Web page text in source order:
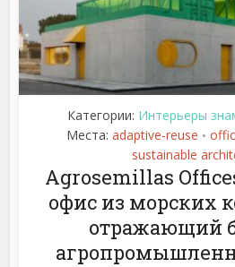
Категории: Интерьеры
Места: adaptive-reuse •
sustainable
Agrosemillas
офис из морских
отражающий